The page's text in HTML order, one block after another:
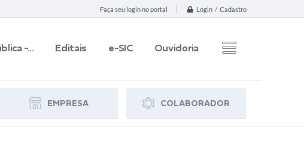
Faça seu login no portal Login / Cadastro
-... Editais e-SIC Ouvidoria
EMPRESA COLABORADOR